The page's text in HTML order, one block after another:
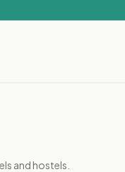
and hostels.